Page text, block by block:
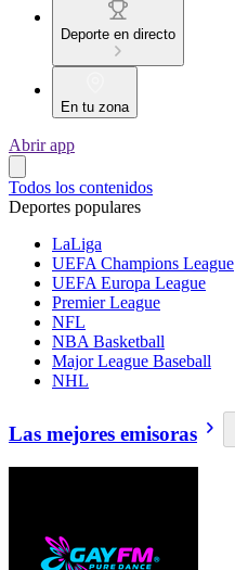
Deporte en directo
En tu zona
Abrir app
Todos los contenidos
Deportes populares
LaLiga
UEFA Champions League
UEFA Europa League
Premier League
NFL
NBA Basketball
Major League Baseball
NHL
Las mejores emisoras